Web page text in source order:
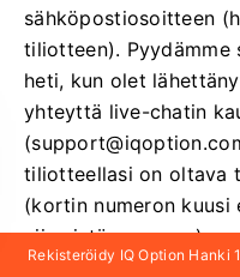
sähköpostiosoitteen
tiliotteen). Pyydämme
heti, kun olet
yhteyttä live-chatin
(
tiliotteellasi on oltava
(kortin numeron kuusi
viimeistä numeroa).
Rekisteröidy IQ Option